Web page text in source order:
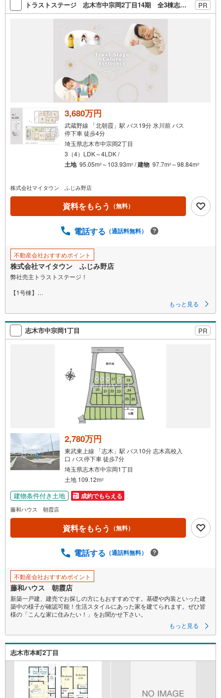
トラストステージ 志木市中宗岡2丁目14期 全3棟志木市中宗岡2丁目14期 PR
3,680万円
武蔵野線 「北朝霞」駅 バス19分 氷川前 バス
停下車 徒歩4分
埼玉県志木市中宗岡2丁目
3（4）LDK～4LDK /
土地 95.05m2 ～103.93m2 /建物 97.7m2 ～98.84m2
株式会社マイタウン ふじみ野店
資料をもらう （無料）
電話する （通話料無料）
不動産会社おすすめポイント
株式会社マイタウン ふじみ野店
弊社売主トラストステージ！
【1号棟】
4LDKのゆとりある間取りに、SICや3か所のWICを備えた収納豊富な住まい
【2号棟・3号棟】
3LDK＋将来4LDK対応の可変性のある間取り。
SICやパントリー、全居室収納を備え、収納力も充実しています。
全棟に折り上げ天井や下がり天井を採用し、開放感のある上質な空間を演
ヘーベルパワーボード採用で、耐久性・断熱性にも優れています。
完成済みの弊社施工物件もご見学いただけますので、ぜひお気軽にお問い
ぜひ「現地見学（無料）」をクリックして、ご確認ください！
初めてご購入されるお客様にも、物件のご案内はもちろん、
周辺環境についても詳しくご説明いたします。
事前にご質問やご希望の情報をお知らせいただければ、
見学当日にしっかりとご説明させていただきます。
■営業時間
定休日火曜日・水曜日
営業時間内でのお電話でのお問い合わせがスムーズです。
お気軽にマイタウンふじみの店までお問い合わせ下さい。
もっと見る
志木市中宗岡1丁目 PR
2,780万円
東武東上線 「志木」駅 バス10分 志木高校入
口 バス停下車 徒歩7分
埼玉県志木市中宗岡1丁目
土地 109.12m2
建物条件付き土地 成約でもらえる
藤和ハウス 朝霞店
資料をもらう （無料）
電話する （通話料無料）
不動産会社おすすめポイント
藤和ハウス 朝霞店
新築一戸建、建売でお探しの方にもおすすめです。基礎や内装といった建
築中の様子が確認可能！生活スタイルにあった家を建てられます。ぜひ皆
様の「こんな家に住みたい！」をお聞かせ下さい。
もっと見る
志木市本町2丁目